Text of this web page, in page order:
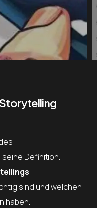
Definition.
sind und welchen
haben.